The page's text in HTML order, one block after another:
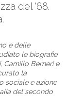
del ‘68.
e delle
le biografie
Camillo Berneri e
la
sociale e azione
del secondo